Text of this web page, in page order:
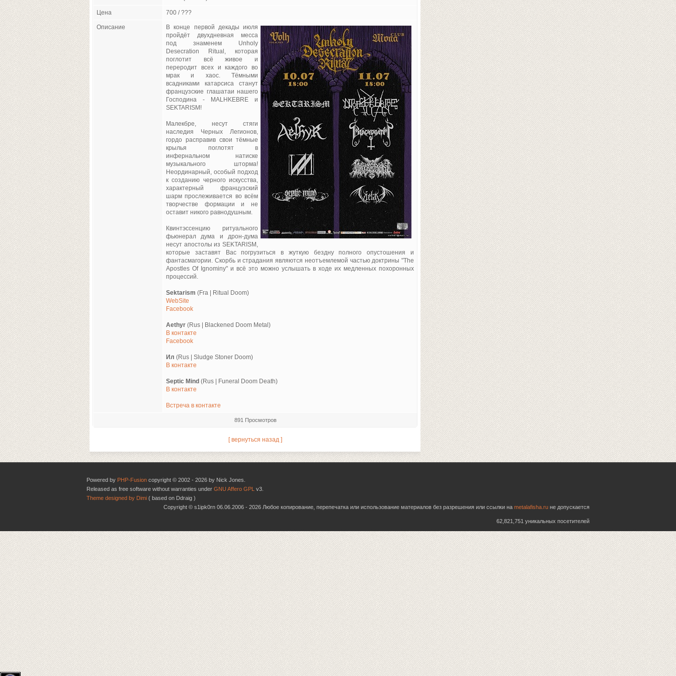
Цена 700 / ???
Описание
В конце первой декады июля
пройдёт двухдневная месса
под знаменем Unholy
Desecration Ritual, которая
поглотит всё живое и
переродит всех и каждого во
мрак и хаос. Тёмными
всадниками катарсиса станут
французские глашатаи нашего
Господина - MALHKEBRE и
SEKTARISM!
Малекбре, несут стяги
наследия Черных Легионов,
гордо расправив свои тёмные
крылья поглотят в
инфернальном натиске
музыкального шторма!
Неординарный, особый подход
к созданию черного искусства,
характерный французский
шарм прослеживается во всём
творчестве формации и не
оставит никого равнодушным.
Квинтэссенцию ритуального
фьюнерал дума и дрон-дума
несут апостолы из SEKTARISM,
которые заставят Вас погрузиться в жуткую бездну полного опустошения и
фантасмагории. Скорбь и страдания являются неотъемлемой частью доктрины "The
Apostles Of Ignominy" и всё это можно услышать в ходе их медленных похоронных
процессий.
Sektarism (Fra | Ritual Doom)
WebSite
Facebook
Aethyr (Rus | Blackened Doom Metal)
В контакте
Facebook
Ил (Rus | Sludge Stoner Doom)
В контакте
Septic Mind (Rus | Funeral Doom Death)
В контакте
Встреча в контакте
891 Просмотров
[ вернуться назад ]
Powered by PHP-Fusion copyright © 2002 - 2026 by Nick Jones.
Released as free software without warranties under GNU Affero GPL v3.
Theme designed by Dimi ( based on Ddraig )
Copyright © s1ipk0rn 06.06.2006 - 2026 Любое копирование, перепечатка или использование материалов без разрешения или ссылки на metalafisha.ru не допускается
62,821,751 уникальных посетителей